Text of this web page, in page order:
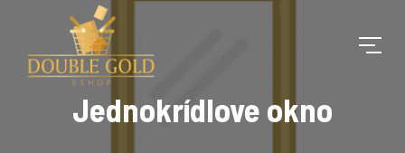
Jednokrídlove okno